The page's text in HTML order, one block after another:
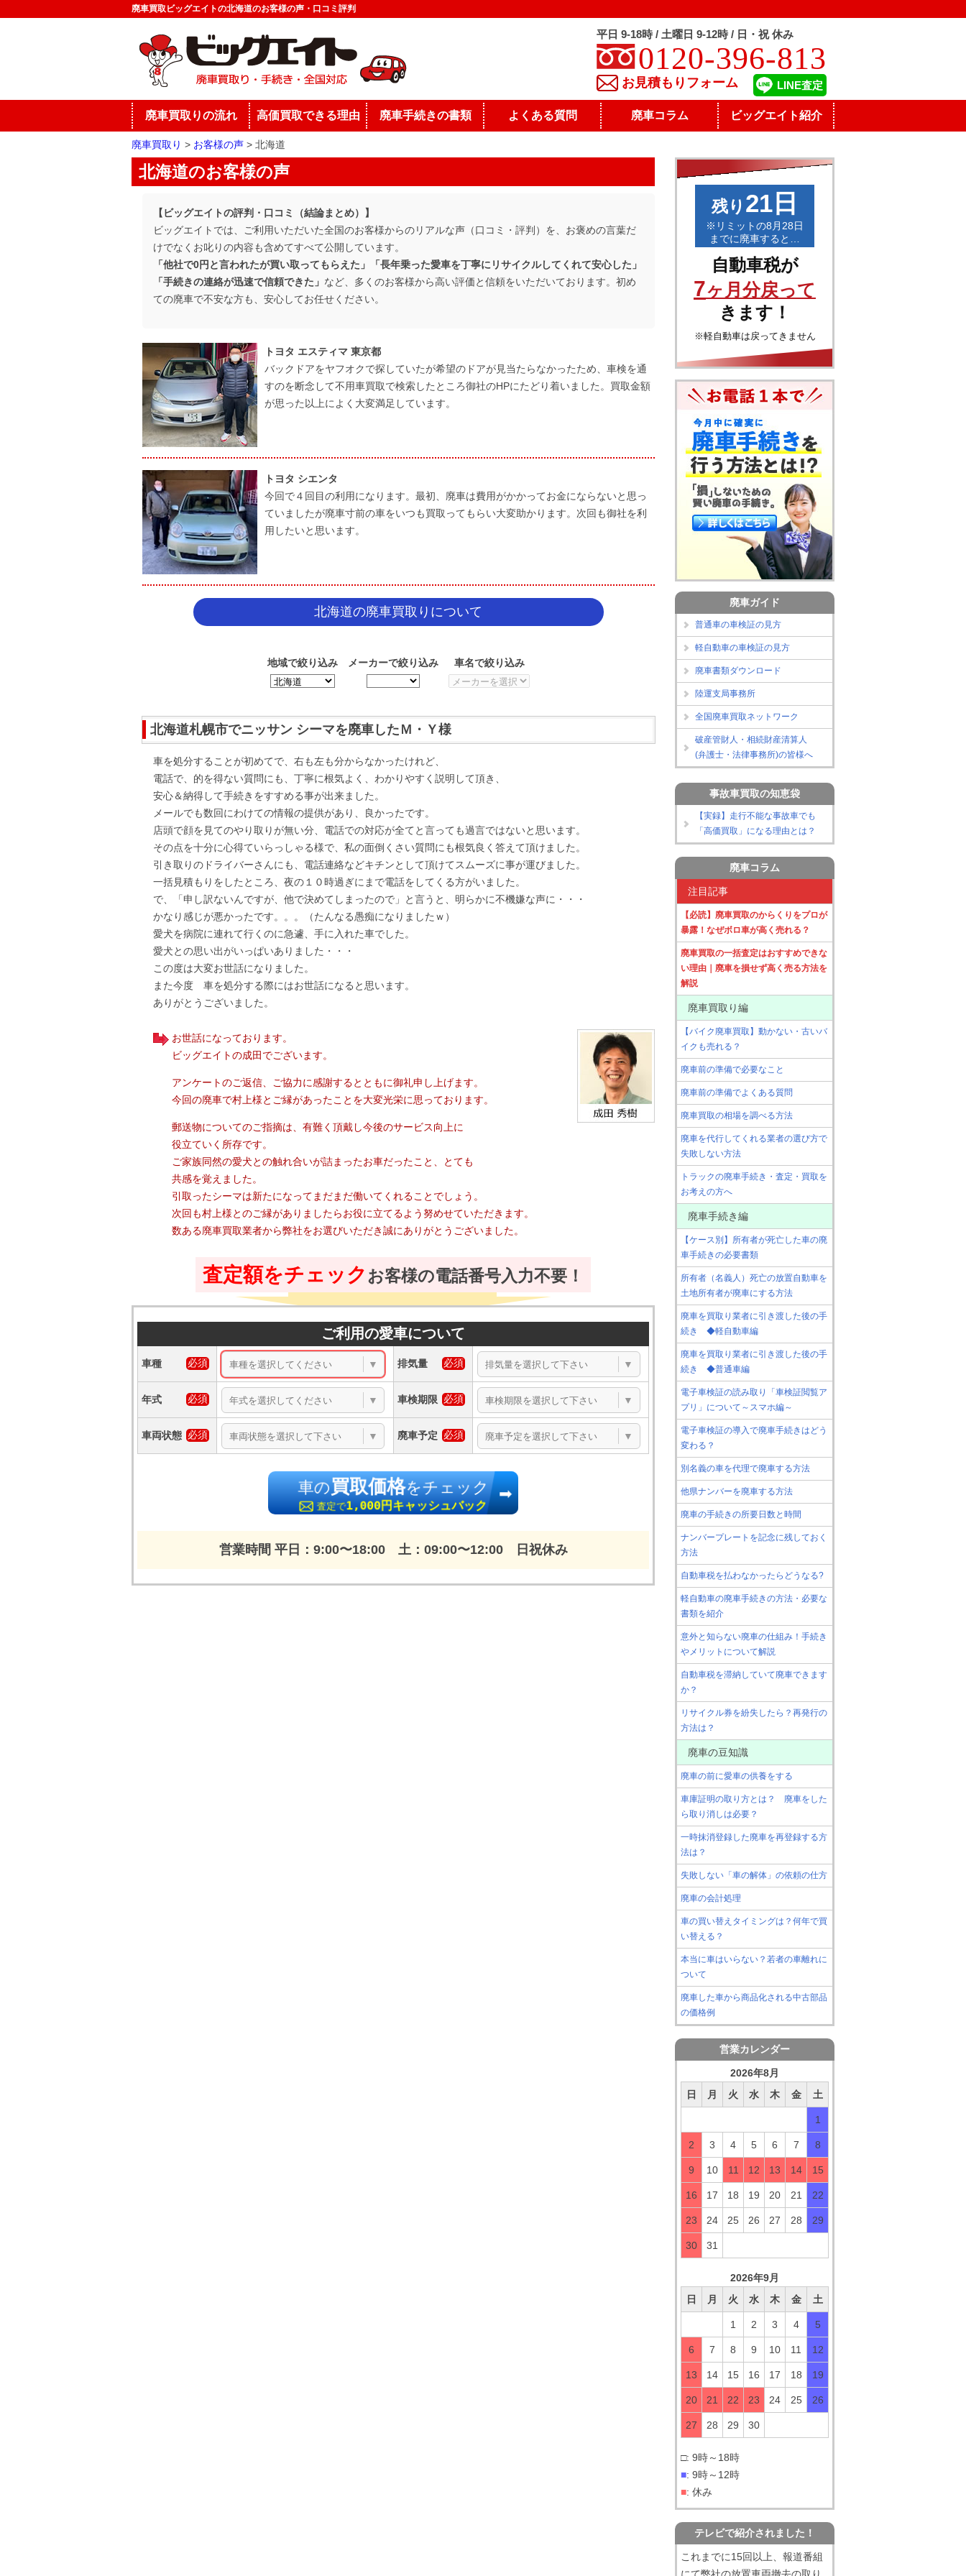
廃車買取ビッグエイトの北海道のお客様の声・口コミ評判
平日 9-18時 / 土曜日 9-12時 / 日・祝 休み
0120-396-813
お見積もりフォーム LINE査定
廃車買取りの流れ 高価買取できる理由 廃車手続きの書類 よくある質問 廃車コラム ビッグエイト紹介
廃車買取り お客様の声 北海道
北海道のお客様の声
【ビッグエイトの評判・口コミ（結論まとめ）】
ビッグエイトでは、ご利用いただいた全国のお客様からのリアルな声（口コミ・評判）を、お褒めの言葉だ
けでなくお叱りの内容も含めてすべて公開しています。
「他社で0円と言われたが買い取ってもらえた」「長年乗った愛車を丁寧にリサイクルしてくれて安心した」
「手続きの連絡が迅速で信頼できた」 など、多くのお客様から高い評価と信頼をいただいております。初め
ての廃車で不安な方も、安心してお任せください。
トヨタ エスティマ 東京都
バックドアをヤフオクで探していたが希望のドアが見当たらなかったため、車検を通
すのを断念して不用車買取で検索したところ御社のHPにたどり着いました。買取金額
が思った以上によく大変満足しています。
トヨタ シエンタ
今回で４回目の利用になります。最初、廃車は費用がかかってお金にならないと思っ
ていましたが廃車寸前の車をいつも買取ってもらい大変助かります。次回も御社を利
用したいと思います。
北海道の廃車買取りについて
地域で絞り込み メーカーで絞り込み 車名で絞り込み
北海道札幌市でニッサン シーマを廃車したＭ・Ｙ様
車を処分することが初めてで、右も左も分からなかったけれど、
電話で、的を得ない質問にも、丁寧に根気よく、わかりやすく説明して頂き、
安心＆納得して手続きをすすめる事が出来ました。
メールでも数回にわけての情報の提供があり、良かったです。
店頭で顔を見てのやり取りが無い分、電話での対応が全てと言っても過言ではないと思います。
その点を十分に心得ていらっしゃる様で、私の面倒くさい質問にも根気良く答えて頂けました。
引き取りのドライバーさんにも、電話連絡などキチンとして頂けてスムーズに事が運びました。
一括見積もりをしたところ、夜の１０時過ぎにまで電話をしてくる方がいました。
で、「申し訳ないんですが、他で決めてしまったので」と言うと、明らかに不機嫌な声に・・・
かなり感じが悪かったです。。。（たんなる愚痴になりましたｗ）
愛犬を病院に連れて行くのに急遽、手に入れた車でした。
愛犬との思い出がいっぱいありました・・・
この度は大変お世話になりました。
また今度 車を処分する際にはお世話になると思います。
ありがとうございました。
お世話になっております。
ビッグエイトの成田でございます。
アンケートのご返信、ご協力に感謝するとともに御礼申し上げます。
今回の廃車で村上様とご縁があったことを大変光栄に思っております。
郵送物についてのご指摘は、有難く頂戴し今後のサービス向上に
役立ていく所存です。
ご家族同然の愛犬との触れ合いが詰まったお車だったこと、とても
共感を覚えました。
引取ったシーマは新たになってまだまだ働いてくれることでしょう。
次回も村上様とのご縁がありましたらお役に立てるよう努めせていただきます。
数ある廃車買取業者から弊社をお選びいただき誠にありがとうございました。
査定額をチェック お客様の電話番号入力不要！
ご利用の愛車について
車種 ▼ 排気量 ▼
年式 ▼ 車検期限 ▼
車両状態 ▼ 廃車予定 ▼
車の買取価格をチェック
査定で1,000円キャッシュバック
営業時間 平日：9:00〜18:00 土：09:00〜12:00 日祝休み
残り 21日
※リミットの8月28日
までに廃車すると…
自動車税が
7ヶ月分戻って
きます！
※軽自動車は戻ってきません
廃車ガイド
普通車の車検証の見方
軽自動車の車検証の見方
廃車書類ダウンロード
陸運支局事務所
全国廃車買取ネットワーク
破産管財人・相続財産清算人
(弁護士・法律事務所)の皆様へ
事故車買取の知恵袋
【実録】走行不能な事故車でも
「高価買取」になる理由とは？
廃車コラム
注目記事
【必読】廃車買取のからくりをプロが
暴露！なぜボロ車が高く売れる？
廃車買取の一括査定はおすすめできな
い理由｜廃車を損せず高く売る方法を
解説
廃車買取り編
【バイク廃車買取】動かない・古いバ
イクも売れる？
廃車前の準備で必要なこと
廃車前の準備でよくある質問
廃車買取の相場を調べる方法
廃車を代行してくれる業者の選び方で
失敗しない方法
トラックの廃車手続き・査定・買取を
お考えの方へ
廃車手続き編
【ケース別】所有者が死亡した車の廃
車手続きの必要書類
所有者（名義人）死亡の放置自動車を
土地所有者が廃車にする方法
廃車を買取り業者に引き渡した後の手
続き ◆軽自動車編
廃車を買取り業者に引き渡した後の手
続き ◆普通車編
電子車検証の読み取り「車検証閲覧ア
プリ」について～スマホ編～
電子車検証の導入で廃車手続きはどう
変わる？
別名義の車を代理で廃車する方法
他県ナンバーを廃車する方法
廃車の手続きの所要日数と時間
ナンバープレートを記念に残しておく
方法
自動車税を払わなかったらどうなる?
軽自動車の廃車手続きの方法・必要な
書類を紹介
意外と知らない廃車の仕組み！手続き
やメリットについて解説
自動車税を滞納していて廃車できます
か？
リサイクル券を紛失したら？再発行の
方法は？
廃車の豆知識
廃車の前に愛車の供養をする
車庫証明の取り方とは？ 廃車をした
ら取り消しは必要？
一時抹消登録した廃車を再登録する方
法は？
失敗しない「車の解体」の依頼の仕方
廃車の会計処理
車の買い替えタイミングは？何年で買
い替える？
本当に車はいらない？若者の車離れに
ついて
廃車した車から商品化される中古部品
の価格例
営業カレンダー
2026年8月
日
月 火 水 木 金 土
1
2 3 4 5 6 7 8
9 10 11 12 13 14 15
16 17 18 19 20 21 22
23 24 25 26 27 28 29
30 31
2026年9月
日
月 火 水 木 金 土
1 2 3 4 5
6 7 8 9 10 11 12
13 14 15 16 17 18 19
20 21 22 23 24 25 26
27 28 29 30
□: 9時～18時
■: 9時～12時
■: 休み
テレビで紹介されました！
これまでに15回以上、報道番組